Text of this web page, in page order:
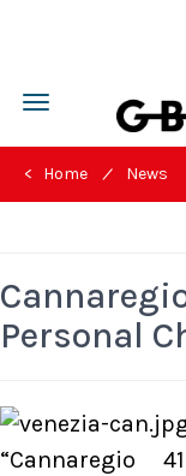
Toggle
navigation
< Home / News
Personal
“Cannaregio